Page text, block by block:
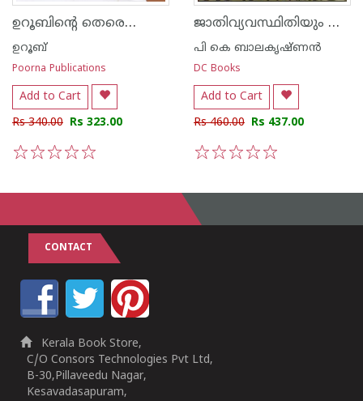
ഉറൂബിന്റെ തെരെഞ്ഞെടുത്ത കഥകള്‍ - വോ‌ള്യം 1
ഉറൂബ്‌
Poorna Publications
Add to Cart
Rs 340.00 Rs 323.00
ജാതിവ്യവസ്ഥിതിയും കേരളചരിത്രവും
പി കെ ബാലകൃഷ്ണ‌ന്‍
DC Books
Add to Cart
Rs 460.00 Rs 437.00
CONTACT
Kerala Book Store,
C/O Consors Technologies Pvt Ltd,
B-30,Pillaveedu Nagar,
Kesavadasapuram,